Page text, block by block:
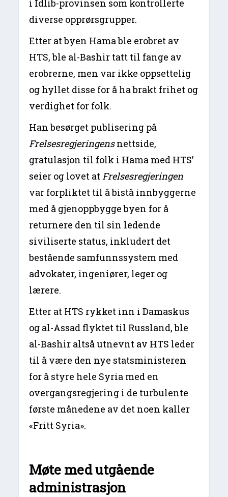
i Idlib-provinsen som kontrollerte
diverse opprørsgrupper.
Etter at byen Hama ble erobret av
HTS, ble al-Bashir tatt til fange av
erobrerne, men var ikke oppsettelig
og hyllet disse for å ha brakt frihet og
verdighet for folk.
Han besørget publisering på
Frelsesregjeringensnettside,
gratulasjon til folk i Hama med HTS’
seier og lovet atFrelsesregjeringen
var forpliktet til å bistå innbyggerne
med å gjenoppbygge byen for å
returnere den til sin ledende
siviliserte status, inkludert det
bestående samfunnssystem med
advokater, ingeniører, leger og
lærere.
Etter at HTS rykket inn i Damaskus
og al-Assad flyktet til Russland, ble
al-Bashir altså utnevnt av HTS leder
til å være den nye statsministeren
for å styre hele Syria med en
overgangsregjering i de turbulente
første månedene av det noen kaller
«Fritt Syria».
Møte med utgående
administrasjon